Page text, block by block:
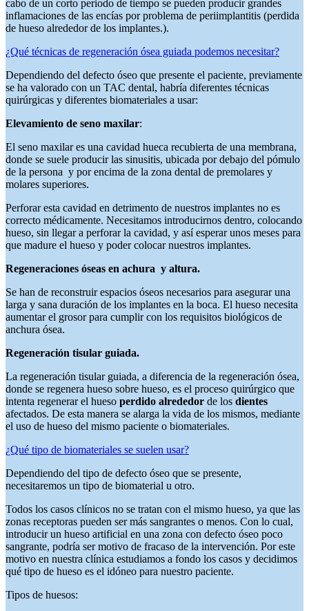
cabo de un corto periodo de tiempo se pueden producir grandes
inflamaciones de las encías por problema de periimplantitis (perdida
de hueso alrededor de los implantes.).
¿Qué técnicas de regeneración ósea guiada podemos necesitar?
Dependiendo del defecto óseo que presente el paciente, previamente
se ha valorado con un TAC dental, habría diferentes técnicas
quirúrgicas y diferentes biomateriales a usar:
Elevamiento de seno maxilar:
El seno maxilar es una cavidad hueca recubierta de una membrana,
donde se suele producir las sinusitis, ubicada por debajo del pómulo
de la persona y por encima de la zona dental de premolares y
molares superiores.
Perforar esta cavidad en detrimento de nuestros implantes no es
correcto médicamente. Necesitamos introducirnos dentro, colocando
hueso, sin llegar a perforar la cavidad, y así esperar unos meses para
que madure el hueso y poder colocar nuestros implantes.
Regeneraciones óseas en achura y altura.
Se han de reconstruir espacios óseos necesarios para asegurar una
larga y sana duración de los implantes en la boca. El hueso necesita
aumentar el grosor para cumplir con los requisitos biológicos de
anchura ósea.
Regeneración tisular guiada.
La regeneración tisular guiada, a diferencia de la regeneración ósea,
donde se regenera hueso sobre hueso, es el proceso quirúrgico que
intenta regenerar el hueso perdido alrededor de los dientes
afectados. De esta manera se alarga la vida de los mismos, mediante
el uso de hueso del mismo paciente o biomateriales.
¿Qué tipo de biomateriales se suelen usar?
Dependiendo del tipo de defecto óseo que se presente,
necesitaremos un tipo de biomaterial u otro.
Todos los casos clínicos no se tratan con el mismo hueso, ya que las
zonas receptoras pueden ser más sangrantes o menos. Con lo cual,
introducir un hueso artificial en una zona con defecto óseo poco
sangrante, podría ser motivo de fracaso de la intervención. Por este
motivo en nuestra clínica estudiamos a fondo los casos y decidimos
qué tipo de hueso es el idóneo para nuestro paciente.
Tipos de huesos: